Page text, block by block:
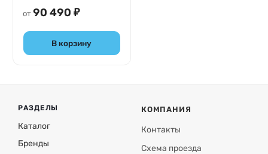
от 90 490 ₽
В корзину
РАЗДЕЛЫ
Каталог
Бренды
КОМПАНИЯ
Контакты
Схема проезда